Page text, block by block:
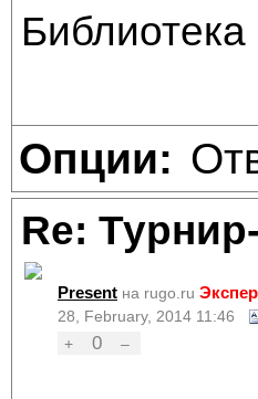
Опции:
Re:
Present на rugo.ru
28, February, 2014 11:46
+
0 –